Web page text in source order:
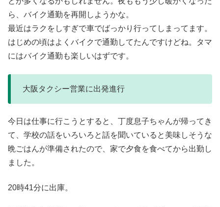
ら、バイク通勤を再開しようかな。
最近はラクをしすぎで車でばっかり行ってしまってます。
はじめの頃はよくバイクで通勤してたんですけどね。タマ
にはバイク通勤も楽しいはずです。
大阪タクシー営業に出発進行
今日は仕事に行こうとすると、丁度息子ちゃんが帰ってき
て、学校の話をいろいろと話を聞いていると美味しそうな
晩ごはんが準備されたので、家で夕食を食べてから出勤し
ました。
20時41分に出庫。